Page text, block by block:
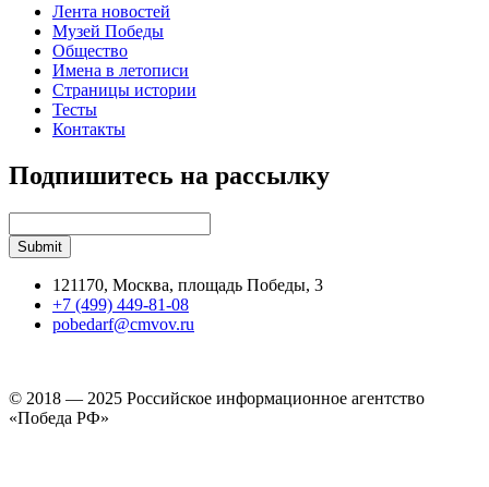
Лента новостей
Музей Победы
Общество
Имена в летописи
Страницы истории
Тесты
Контакты
Подпишитесь на рассылку
121170, Москва, площадь Победы, 3
+7 (499) 449-81-08
pobedarf@cmvov.ru
© 2018 — 2025 Российское информационное агентство
«Победа РФ»